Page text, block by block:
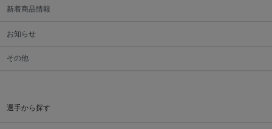
新着商品情報
お知らせ
その他
選手から探す